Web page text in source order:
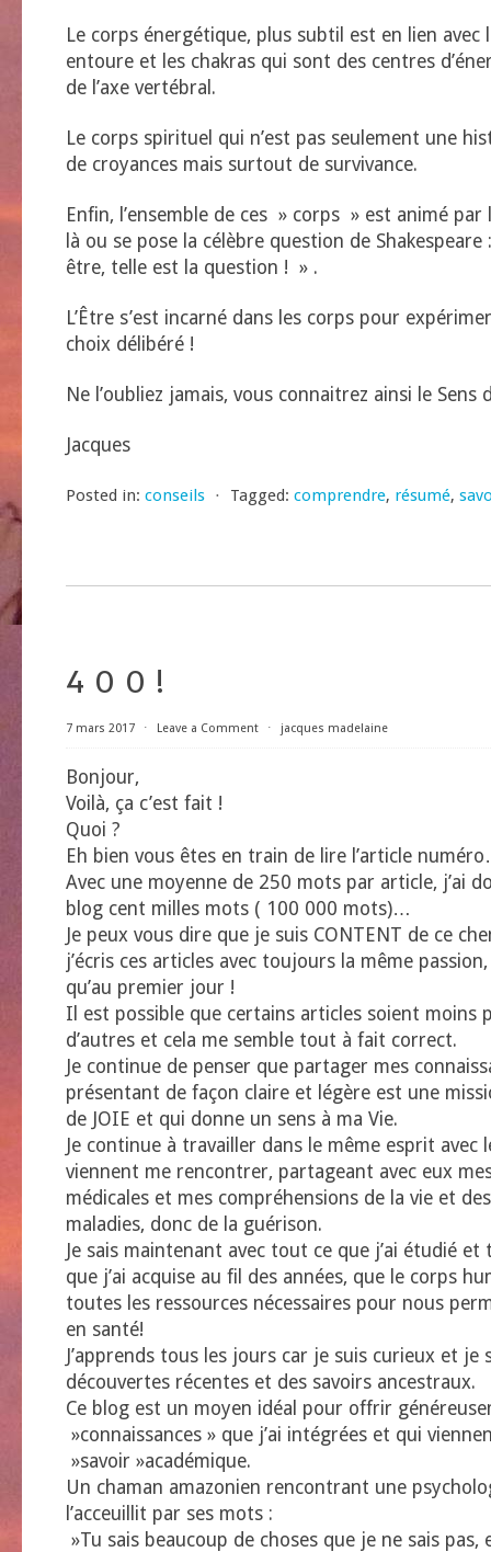
Le corps énergétique, plus subtil est en lien avec
entoure et les chakras qui sont des centres
de l’axe vertébral.
Le corps spirituel qui n’est pas seulement une
de croyances mais surtout de survivance.
Enfin, l’ensemble de ces » corps » est animé par
là ou se pose la célèbre question de
être, telle est la question ! » .
L’Être s’est incarné dans les corps pour
choix délibéré !
Ne l’oubliez jamais, vous connaitrez ainsi le Sens
Jacques
Posted in: conseils ⋅ Tagged: comprendre, résumé,
4 0 0 !
7 mars 2017 ⋅ Leave a Comment ⋅ jacques madelaine
Bonjour,
Voilà, ça c’est fait !
Quoi ?
Eh bien vous êtes en train de lire l’article
Avec une moyenne de 250 mots par article, j’ai
blog cent milles mots ( 100 000 mots)…
Je peux vous dire que je suis CONTENT de ce
j’écris ces articles avec toujours la même
qu’au premier jour !
Il est possible que certains articles soient moins
d’autres et cela me semble tout à fait correct.
Je continue de penser que partager mes
présentant de façon claire et légère est une
de JOIE et qui donne un sens à ma Vie.
Je continue à travailler dans le même esprit avec
viennent me rencontrer, partageant avec eux
médicales et mes compréhensions de la vie et
maladies, donc de la guérison.
Je sais maintenant avec tout ce que j’ai étudié et
que j’ai acquise au fil des années, que le corps
toutes les ressources nécessaires pour nous
en santé!
J’apprends tous les jours car je suis curieux et je
découvertes récentes et des savoirs ancestraux.
Ce blog est un moyen idéal pour offrir
»connaissances » que j’ai intégrées et qui
»savoir »académique.
Un chaman amazonien rencontrant une
l’acceuillit par ses mots :
»Tu sais beaucoup de choses que je ne sais pas,